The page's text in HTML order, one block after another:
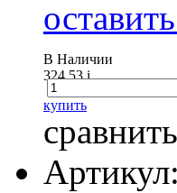
В Наличии
324.53i
купить
сравнить